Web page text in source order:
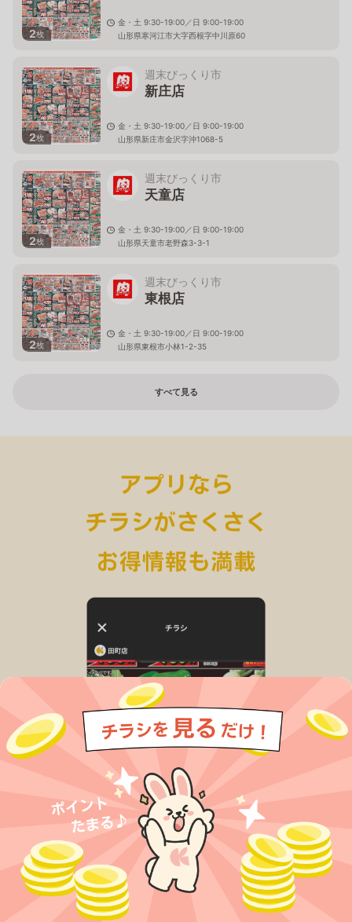
2枚
金・土 9:30-19:00／日 9:00-19:00
山形県寒河江市大字西根字中川原60
2枚
週末びっくり市
新庄店
金・土 9:30-19:00／日 9:00-19:00
山形県新庄市金沢字沖1068-5
2枚
週末びっくり市
天童店
金・土 9:30-19:00／日 9:00-19:00
山形県天童市老野森3-3-1
2枚
週末びっくり市
東根店
金・土 9:30-19:00／日 9:00-19:00
山形県東根市小林1-2-35
すべて見る